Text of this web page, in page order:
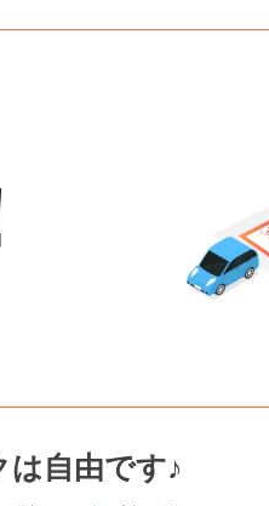
自由です♪